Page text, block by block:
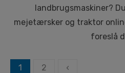
landbrugsmaskiner?
mejetærsker og traktor
foreslå
Navigation
1 2 ‹